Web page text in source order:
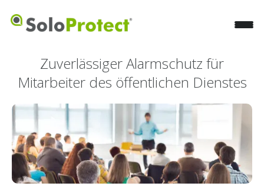
Zuverlässiger Alarmschutz für
Mitarbeiter des öffentlichen Dienstes